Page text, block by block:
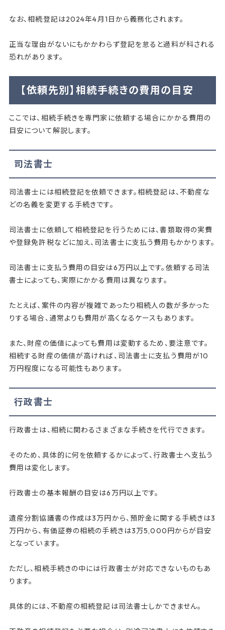
なお、相続登記は2024年4月1日から義務化されます。
正当な理由がないにもかかわらず登記を怠ると過料が科される
恐れがあります。
【依頼先別】相続手続きの費用の目安
ここでは、相続手続きを専門家に依頼する場合にかかる費用の
目安について解説します。
司法書士
司法書士には相続登記を依頼できます。相続登記は、不動産な
どの名義を変更する手続きです。
司法書士に依頼して相続登記を行うためには、書類取得の実費
や登録免許税などに加え、司法書士に支払う費用もかかります。
司法書士に支払う費用の目安は6万円以上です。依頼する司法
書士によっても、実際にかかる費用は異なります。
たとえば、案件の内容が複雑であったり相続人の数が多かった
りする場合、通常よりも費用が高くなるケースもあります。
また、財産の価値によっても費用は変動するため、要注意です。
相続する財産の価値が高ければ、司法書士に支払う費用が10
万円程度になる可能性もあります。
行政書士
行政書士は、相続に関わるさまざまな手続きを代行できます。
そのため、具体的に何を依頼するかによって、行政書士へ支払う
費用は変化します。
行政書士の基本報酬の目安は6万円以上です。
遺産分割協議書の作成は3万円から、預貯金に関する手続きは3
万円から、有価証券の相続の手続きは3万5,000円からが目安
となっています。
ただし、相続手続きの中には行政書士が対応できないものもあ
ります。
具体的には、不動産の相続登記は司法書士しかできません。